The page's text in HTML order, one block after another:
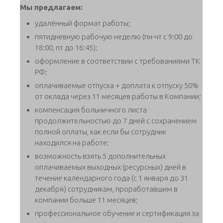
Мы предлагаем:
удалённый формат работы;
пятидневную рабочую неделю (пн-чт с 9:00 до
18:00, пт до 16:45);
оформление в соответствии с требованиями ТК
РФ;
оплачиваемые отпуска + доплата к отпуску 50%
от оклада через 11 месяцев работы в Компании;
компенсация больничного листа
продолжительностью до 7 дней с сохранением
полной оплаты, как если бы сотрудник
находился на работе;
возможность взять 5 дополнительных
оплачиваемых выходных (ресурсных) дней в
течение календарного года (с 1 января до 31
декабря) сотрудникам, проработавшим в
компании больше 11 месяцев;
профессиональное обучение и сертификация за